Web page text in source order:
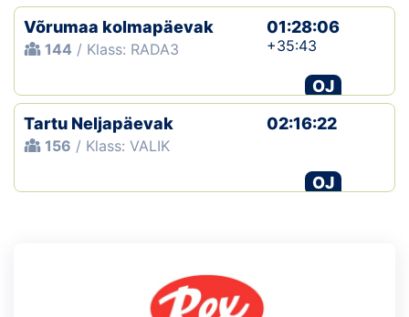
Võrumaa kolmapäevak
144 / Klass: RADA3
01:28:06
+35:43
OJ
Tartu Neljapäevak
156 / Klass: VALIK
02:16:22
OJ